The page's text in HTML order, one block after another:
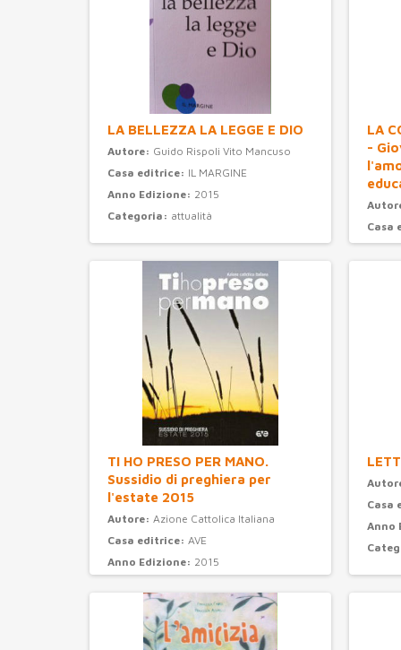
LA BELLEZZA LA LEGGE E DIO
Autore: Guido Rispoli Vito Mancuso
Casa editrice: IL MARGINE
Anno Edizione: 2015
Categoria: attualità
LA
-
Casa
Anno
TI HO PRESO PER MANO.
Sussidio di preghiera per
l'estate 2015
Autore: Azione Cattolica Italiana
Casa editrice: AVE
Anno Edizione: 2015
Casa
Anno